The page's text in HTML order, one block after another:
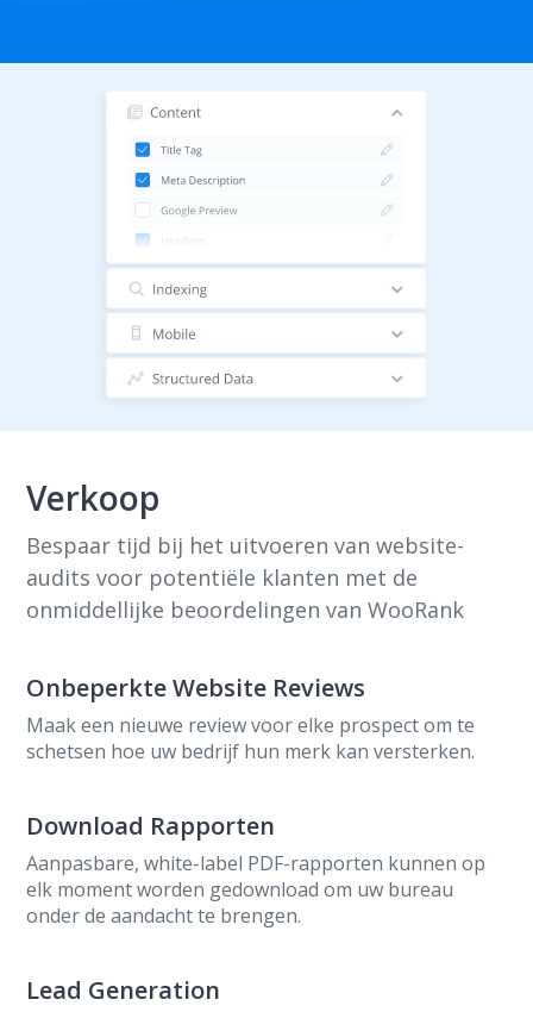
Verkoop
Bespaar tijd bij het uitvoeren van website-
audits voor potentiële klanten met de
onmiddellijke beoordelingen van WooRank
Onbeperkte Website Reviews
Maak een nieuwe review voor elke prospect om te
schetsen hoe uw bedrijf hun merk kan versterken.
Download Rapporten
Aanpasbare, white-label PDF-rapporten kunnen op
elk moment worden gedownload om uw bureau
onder de aandacht te brengen.
Lead Generation